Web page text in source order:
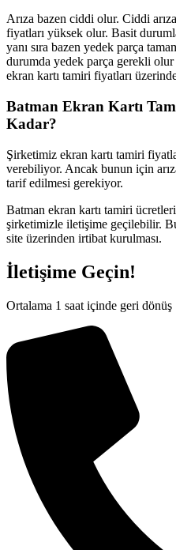
Arıza bazen ciddi olur. Ciddi
fiyatları yüksek olur. Basit
yanı sıra bazen yedek parça
durumda yedek parça gerekli
ekran kartı tamiri fiyatları
Batman Ekran Kartı
Kadar?
Şirketimiz ekran kartı tamiri
verebiliyor. Ancak bunun için
tarif edilmesi gerekiyor.
Batman ekran kartı tamiri
şirketimizle iletişime geçilebilir.
site üzerinden irtibat kurulması.
İletişime Geçin!
Ortalama 1 saat içinde geri dönüş